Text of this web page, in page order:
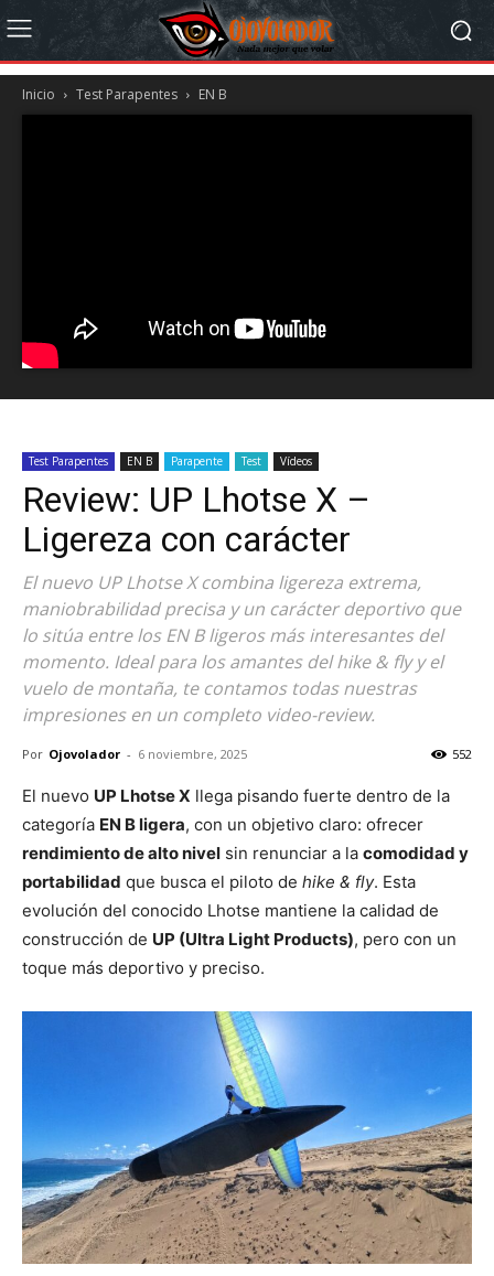
Inicio Test Parapentes EN B
Test Parapentes EN B Parapente Test Vídeos
Review: UP Lhotse X –
Ligereza con carácter
El nuevo UP Lhotse X combina ligereza extrema,
maniobrabilidad precisa y un carácter deportivo que
lo sitúa entre los EN B ligeros más interesantes del
momento. Ideal para los amantes del hike & fly y el
vuelo de montaña, te contamos todas nuestras
impresiones en un completo video-review.
Por Ojovolador - 6 noviembre, 2025 552
El nuevo UP Lhotse X llega pisando fuerte dentro de la
categoría EN B ligera, con un objetivo claro: ofrecer
rendimiento de alto nivel sin renunciar a la comodidad y
portabilidad que busca el piloto de hike & fly. Esta
evolución del conocido Lhotse mantiene la calidad de
construcción de UP (Ultra Light Products), pero con un
toque más deportivo y preciso.